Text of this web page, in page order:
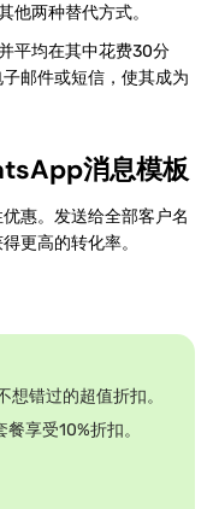
他两种替代方式。
平均在其中花费30分
邮件或短信，使其成为
消息模板
惠。发送给全部客户名
更高的转化率。
错过的超值折扣。
享受10%折扣。